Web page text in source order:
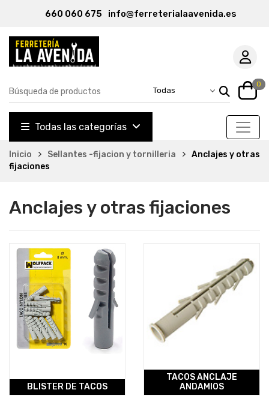
660 060 675 info@ferreterialaavenida.es
0
Todas las categorías
Inicio Sellantes -fijacion y tornilleria
Anclajes y otras
fijaciones
Anclajes y otras fijaciones
BLISTER DE TACOS
TACOS ANCLAJE
ANDAMIOS